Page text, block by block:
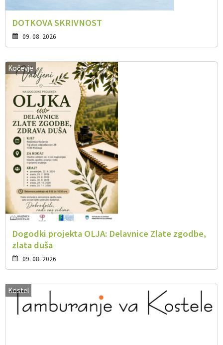
DOTKOVA SKRIVNOST
09. 08. 2026
Kočevje
Dogodki projekta OLJA: Delavnice Zlate zgodbe,
zlata duša
09. 08. 2026
Kostel